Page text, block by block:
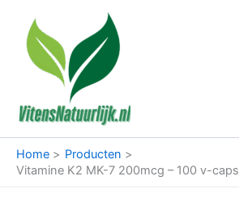
inhoud
Home
Producten
Vitamine K2 MK-7 200mcg – 100 v-caps